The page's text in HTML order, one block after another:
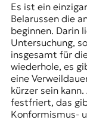
Es ist ein
Belarussen die
beginnen. Darin
Untersuchung,
insgesamt für
wiederhole, es
eine
kürzer sein
festfriert, das
Konformismus-